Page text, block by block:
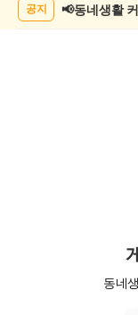
목
공지 📢동네생활
동네